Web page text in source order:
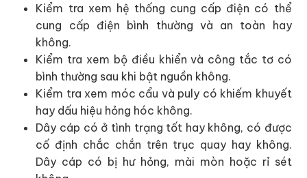
Kiểm tra xem hệ thống cung cấp điện có thể
cung cấp điện bình thường và an toàn hay
không.
Kiểm tra xem bộ điều khiển và công tắc tơ có
bình thường sau khi bật nguồn không.
Kiểm tra xem móc cẩu và puly có khiếm khuyết
hay dấu hiệu hỏng hóc không.
Dây cáp có ở tình trạng tốt hay không, có được
cố định chắc chắn trên trục quay hay không.
Dây cáp có bị hư hỏng, mài mòn hoặc rỉ sét